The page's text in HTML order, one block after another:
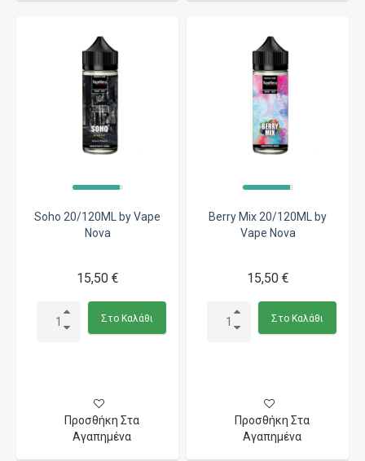
Soho 20/120ML by Vape
Nova
15,50 €
Στο Καλάθι
Προσθήκη Στα
Αγαπημένα
Berry Mix 20/120ML by
Vape Nova
15,50 €
Στο Καλάθι
Προσθήκη Στα
Αγαπημένα